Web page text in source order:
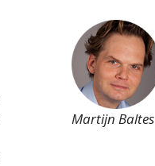
Martijn Baltes